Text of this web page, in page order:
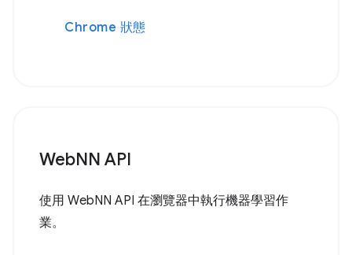
Chrome 狀態
WebNN API
使用 WebNN API 在瀏覽器中執行機器學習作
業。